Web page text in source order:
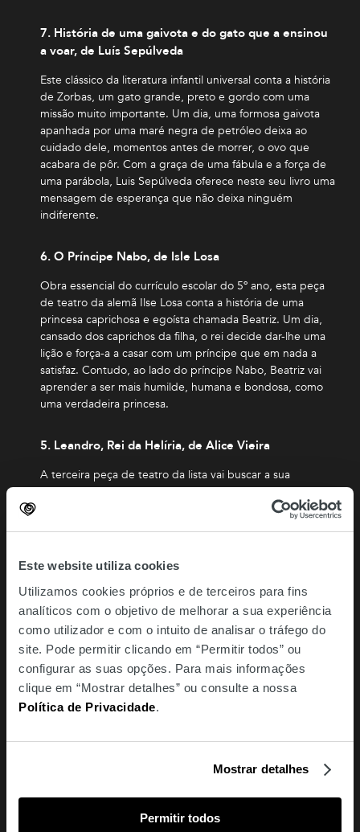
Este website utiliza cookies
Utilizamos cookies próprios e de terceiros para fins
analíticos com o objetivo de melhorar a sua experiência
como utilizador e com o intuito de analisar o tráfego do
site. Pode permitir clicando em “Permitir todos” ou
configurar as suas opções. Para mais informações
clique em “Mostrar detalhes” ou consulte a nossa
Política de Privacidade.
Mostrar detalhes
Permitir todos
7. História de uma gaivota e do gato que a ensinou
a voar, de Luís Sepúlveda
Este clássico da literatura infantil universal conta a história
de Zorbas, um gato grande, preto e gordo com uma
missão muito importante. Um dia, uma formosa gaivota
apanhada por uma maré negra de petróleo deixa ao
cuidado dele, momentos antes de morrer, o ovo que
acabara de pôr. Com a graça de uma fábula e a força de
uma parábola, Luis Sepúlveda oferece neste seu livro uma
mensagem de esperança que não deixa ninguém
indiferente.
6. O Príncipe Nabo, de Isle Losa
Obra essencial do currículo escolar do 5º ano, esta peça
de teatro da alemã Ilse Losa conta a história de uma
princesa caprichosa e egoísta chamada Beatriz. Um dia,
cansado dos caprichos da filha, o rei decide dar-lhe uma
lição e força-a a casar com um príncipe que em nada a
satisfaz. Contudo, ao lado do príncipe Nabo, Beatriz vai
aprender a ser mais humilde, humana e bondosa, como
uma verdadeira princesa.
5. Leandro, Rei da Helíria, de Alice Vieira
A terceira peça de teatro da lista vai buscar a sua
inspiração a um dos mais influentes dramaturgos da
História: Shakespeare. Nela, o rei Leandro decide repartir
única merecedora da sua generosidade, o pai, vítima do
profundo… Como poderá ele redimir-se?
4. Pedro Alecrim, de António Mota
Já conheces o Pedro Alecrim? Podia ser apenas um rapaz
como os outros, mas, para além da escola e da
brincadeira com os amigos, tem ainda de repartir o seu
tempo a ajudar a família a trabalhar no campo. Até que,
ano de escolaridade, foi vencedora do Prémio Gulbenkian
3. O Cavaleiro da Dinamarca, de Sophia de Mello